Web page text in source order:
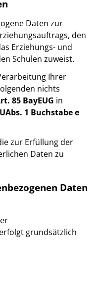
Daten zur
den
Erziehungs- und
Schulen zuweist.
Ihrer
nichts
85 BayEUG in
1 Buchstabe e
zur Erfüllung der
Daten zu
Daten
grundsätzlich